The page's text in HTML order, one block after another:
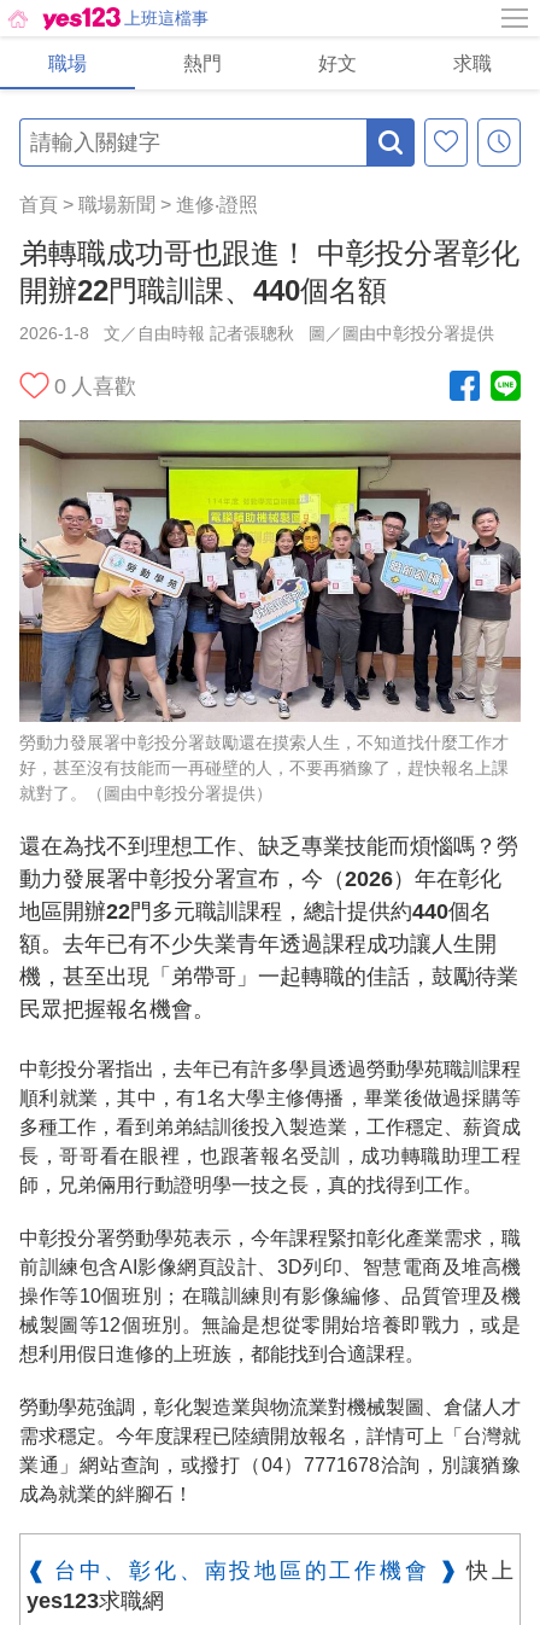
上班這檔事
職場 熱門 好文 求職
首頁 > 職場新聞 > 進修‧證照
弟轉職成功哥也跟進！ 中彰投分署彰化
開辦22門職訓課、440個名額
2026-1-8 文／自由時報 記者張聰秋 圖／圖由中彰投分署提供
0 人喜歡
勞動力發展署中彰投分署鼓勵還在摸索人生，不知道找什麼工作才
好，甚至沒有技能而一再碰壁的人，不要再猶豫了，趕快報名上課
就對了。（圖由中彰投分署提供）
還在為找不到理想工作、缺乏專業技能而煩惱嗎？勞
動力發展署中彰投分署宣布，今（2026）年在彰化
地區開辦22門多元職訓課程，總計提供約440個名
額。去年已有不少失業青年透過課程成功讓人生開
機，甚至出現「弟帶哥」一起轉職的佳話，鼓勵待業
民眾把握報名機會。
中彰投分署指出，去年已有許多學員透過勞動學苑職訓課程
順利就業，其中，有1名大學主修傳播，畢業後做過採購等
多種工作，看到弟弟結訓後投入製造業，工作穩定、薪資成
長，哥哥看在眼裡，也跟著報名受訓，成功轉職助理工程
師，兄弟倆用行動證明學一技之長，真的找得到工作。
中彰投分署勞動學苑表示，今年課程緊扣彰化產業需求，職
前訓練包含AI影像網頁設計、3D列印、智慧電商及堆高機
操作等10個班別；在職訓練則有影像編修、品質管理及機
械製圖等12個班別。無論是想從零開始培養即戰力，或是
想利用假日進修的上班族，都能找到合適課程。
勞動學苑強調，彰化製造業與物流業對機械製圖、倉儲人才
需求穩定。今年度課程已陸續開放報名，詳情可上「台灣就
業通」網站查詢，或撥打（04）7771678洽詢，別讓猶豫
成為就業的絆腳石！
❰ 台中、彰化、南投地區的工作機會 ❱ 快上
yes123求職網